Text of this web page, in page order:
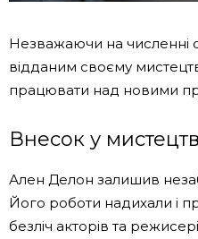
Незважаючи на численні
відданим своєму
працювати над новими
Внесок у
Ален Делон залишив
Його роботи надихали і
безліч акторів та